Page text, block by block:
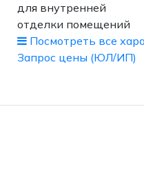
для внутренней
отделки помещений
Посмотреть все
Запрос цены (ЮЛ/ИП)